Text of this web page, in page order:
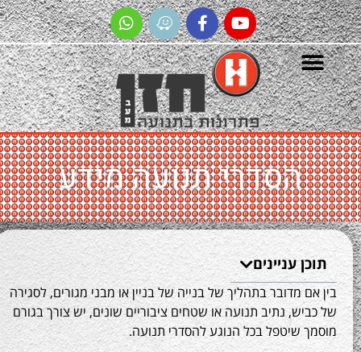
הסדרי תנועה מידע
עניינים
מדובר בתהליך של בנייה של בניין או מבני מגורים, לסגירה
נתיב תנועה או שטחים ציבוריים שונים, יש צורך בגורם
שיטפל בכל הנוגע להסדרי תנועה.